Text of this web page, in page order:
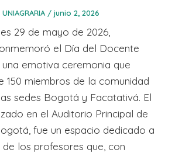
/ junio 2, 2026
29 de mayo de 2026,
el Día del Docente
una emotiva ceremonia que
150 miembros de la comunidad
sedes Bogotá y Facatativá. El
en el Auditorio Principal de
fue un espacio dedicado a
los profesores que, con